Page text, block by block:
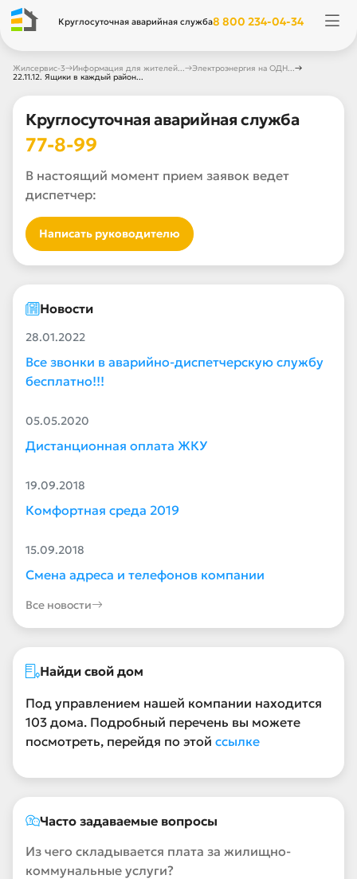
Круглосуточная аварийная служба8 800 234-04-34
Жилсервис-3→Информация для жителей...→Электроэнергия на ОДН...→
22.11.12. Ящики в каждый район...
Круглосуточная аварийная служба
77-8-99
В настоящий момент прием заявок ведет
диспетчер:
Написать руководителю
Новости
28.01.2022
Все звонки в аварийно-диспетчерскую службу
бесплатно!!!
05.05.2020
Дистанционная оплата ЖКУ
19.09.2018
Комфортная среда 2019
15.09.2018
Смена адреса и телефонов компании
Все новости
Найди свой дом
Под управлением нашей компании находится
103 дома. Подробный перечень вы можете
посмотреть, перейдя по этой ссылке
Часто задаваемые вопросы
Из чего складывается плата за жилищно-
коммунальные услуги?